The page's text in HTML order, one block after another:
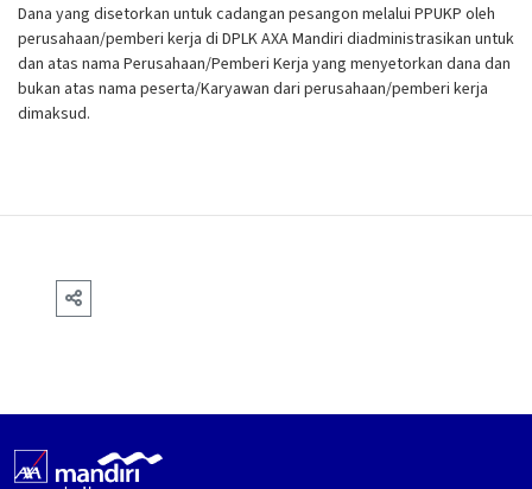
Dana yang disetorkan untuk cadangan pesangon melalui PPUKP oleh
perusahaan/pemberi kerja di DPLK AXA Mandiri diadministrasikan untuk
dan atas nama Perusahaan/Pemberi Kerja yang menyetorkan dana dan
bukan atas nama peserta/Karyawan dari perusahaan/pemberi kerja
dimaksud.